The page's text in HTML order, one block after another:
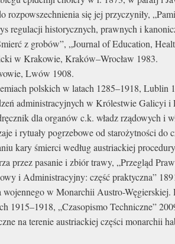
rozpowszechnienia się jej przyczyniły,
regulacji historycznych, prawnych i
z grobów”, „Journal of Education,
w Krakowie, Kraków–Wrocław 1983.
Lwów 1908.
polskich w latach 1285–1918, Lublin
administracyjnych w Królestwie
dla organów c.k. władz rządowych i
i rytuały pogrzebowe od starożytności do
kary śmierci według austriackiej
przez pasanie i zbiór trawy, „Przegląd
i Administracyjny: część praktyczna”
wojennego w Monarchii Austro-
1915–1918, „Czasopismo Techniczne”
na terenie austriackiej części